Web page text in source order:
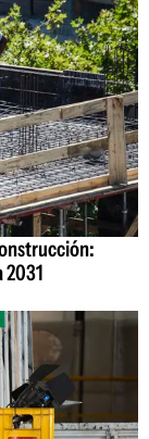
2031